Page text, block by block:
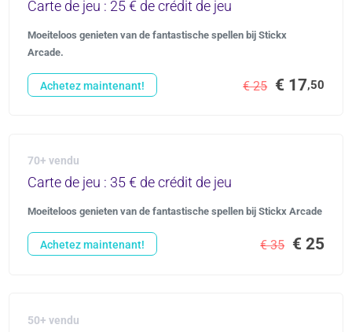
Carte de jeu : 25 € de crédit de jeu
Moeiteloos genieten van de fantastische spellen bij Stickx
Arcade.
€ 25 € 17,50
Achetez maintenant!
70+ vendu
Carte de jeu : 35 € de crédit de jeu
Moeiteloos genieten van de fantastische spellen bij Stickx Arcade
€ 35 € 25
Achetez maintenant!
50+ vendu